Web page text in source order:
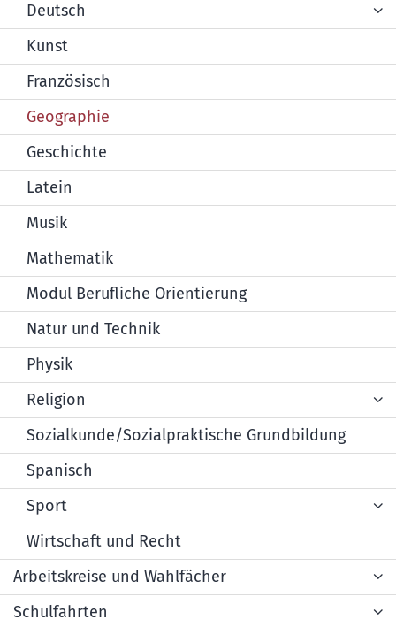
Deutsch
Kunst
Französisch
Geographie
Geschichte
Latein
Musik
Mathematik
Modul Berufliche Orientierung
Natur und Technik
Physik
Religion
Sozialkunde/Sozialpraktische Grundbildung
Spanisch
Sport
Wirtschaft und Recht
Arbeitskreise und Wahlfächer
Schulfahrten